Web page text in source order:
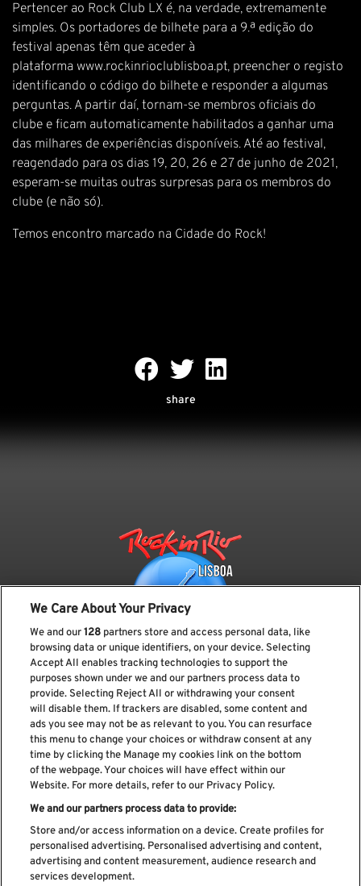
Pertencer ao Rock Club LX é, na verdade, extremamente
simples. Os portadores de bilhete para a 9.ª edição do
festival apenas têm que aceder à
plataforma www.rockinrioclublisboa.pt, preencher o registo
identificando o código do bilhete e responder a algumas
perguntas. A partir daí, tornam-se membros oficiais do
clube e ficam automaticamente habilitados a ganhar uma
das milhares de experiências disponíveis. Até ao festival,
reagendado para os dias 19, 20, 26 e 27 de junho de 2021,
esperam-se muitas outras surpresas para os membros do
clube (e não só).
Temos encontro marcado na Cidade do Rock!
share
Subscreve a nossa newsletter
Li e aceito os Política de privacidade
Livro de Reclamações
Livro de Elogios
We Care About Your Privacy
We and our128 partners store and access personal data, like
browsing data or unique identifiers, on your device. Selecting
Accept All enables tracking technologies to support the
purposes shown under we and our partners process data to
provide. Selecting Reject All or withdrawing your consent
will disable them. If trackers are disabled, some content and
ads you see may not be as relevant to you. You can resurface
this menu to change your choices or withdraw consent at any
time by clicking the Manage my cookies link on the bottom
of the webpage. Your choices will have effect within our
Website. For more details, refer to our Privacy Policy.
We and our partners process data to provide:
Store and/or access information on a device. Create profiles for
personalised advertising. Personalised advertising and content,
advertising and content measurement, audience research and
services development.